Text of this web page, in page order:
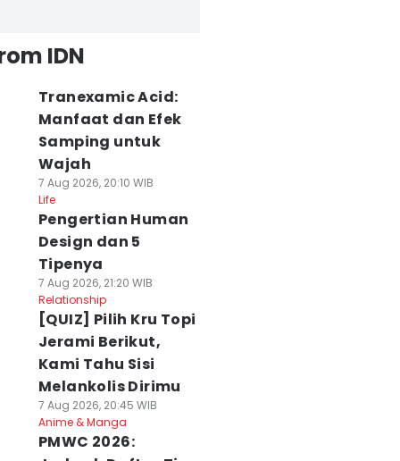
IDN
Tranexamic Acid:
Manfaat dan Efek
Samping untuk
Wajah
7 Aug 2026, 20:10 WIB
Life
Pengertian Human
Design dan 5
Tipenya
7 Aug 2026, 21:20 WIB
Relationship
[QUIZ] Pilih Kru Topi
Jerami Berikut,
Kami Tahu Sisi
Melankolis Dirimu
7 Aug 2026, 20:45 WIB
Anime & Manga
PMWC 2026: